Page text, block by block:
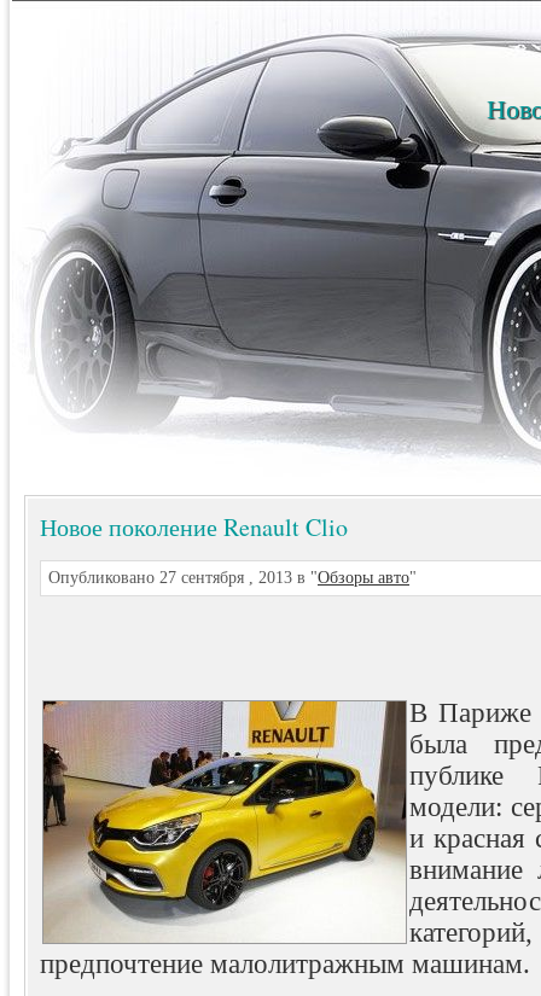
Новое поколение Renault Clio
Опубликовано 27 сентября , 2013 в "Обзоры авто"
В Париже
была
публике
модели:
и красная
внимание
предпочтение малолитражным машинам.